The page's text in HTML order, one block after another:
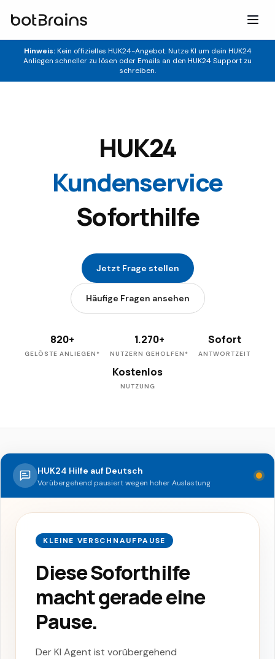
botBrains UG (haftungsbeschraenkt)
Hinweis:Kein offizielles HUK24-Angebot. Nutze KI um dein HUK24
Anliegen schneller zu lösen oder Emails an den HUK24Support zu
schreiben.
HUK24
Kundenservice
Soforthilfe
Jetzt Frage stellen
Häufige Fragen ansehen
820+
GELÖSTE ANLIEGEN*
1.270+
NUTZERN GEHOLFEN*
Sofort
ANTWORTZEIT
Kostenlos
NUTZUNG
HUK24 Hilfe auf Deutsch
Vorübergehend pausiert wegen hoher Auslastung
KLEINE VERSCHNAUFPAUSE
Diese Soforthilfe
macht gerade eine
Pause.
Der KI Agent ist vorübergehend